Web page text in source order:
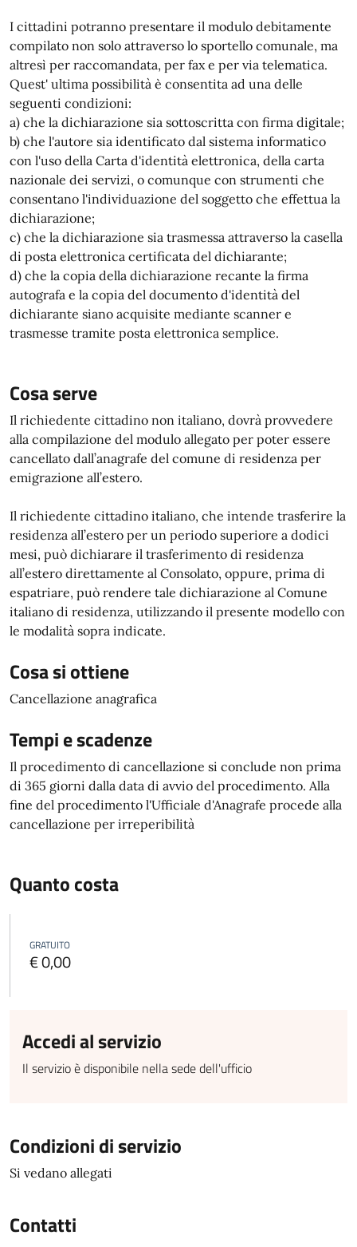
I cittadini potranno presentare il modulo debitamente
compilato non solo attraverso lo sportello comunale, ma
altresì per raccomandata, per fax e per via telematica.
Quest' ultima possibilità è consentita ad una delle
seguenti condizioni:
a) che la dichiarazione sia sottoscritta con firma digitale;
b) che l'autore sia identificato dal sistema informatico
con l'uso della Carta d'identità elettronica, della carta
nazionale dei servizi, o comunque con strumenti che
consentano l'individuazione del soggetto che effettua la
dichiarazione;
c) che la dichiarazione sia trasmessa attraverso la casella
di posta elettronica certificata del dichiarante;
d) che la copia della dichiarazione recante la firma
autografa e la copia del documento d'identità del
dichiarante siano acquisite mediante scanner e
trasmesse tramite posta elettronica semplice.
Cosa serve
Il richiedente cittadino non italiano, dovrà provvedere
alla compilazione del modulo allegato per poter essere
cancellato dall’anagrafe del comune di residenza per
emigrazione all’estero.
Il richiedente cittadino italiano, che intende trasferire la
residenza all’estero per un periodo superiore a dodici
mesi, può dichiarare il trasferimento di residenza
all’estero direttamente al Consolato, oppure, prima di
espatriare, può rendere tale dichiarazione al Comune
italiano di residenza, utilizzando il presente modello con
le modalità sopra indicate.
Cosa si ottiene
Cancellazione anagrafica
Tempi e scadenze
Il procedimento di cancellazione si conclude non prima
di 365 giorni dalla data di avvio del procedimento. Alla
fine del procedimento l'Ufficiale d'Anagrafe procede alla
cancellazione per irreperibilità
Quanto costa
GRATUITO
€ 0,00
Accedi al servizio
Il servizio è disponibile nella sede dell'ufficio
Condizioni di servizio
Si vedano allegati
Contatti